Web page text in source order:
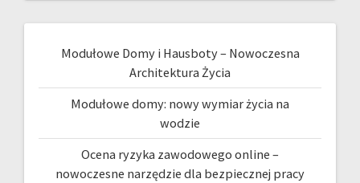
Modułowe Domy i Hausboty – Nowoczesna
Architektura Życia
Modułowe domy: nowy wymiar życia na
wodzie
Ocena ryzyka zawodowego online –
nowoczesne narzędzie dla bezpiecznej pracy